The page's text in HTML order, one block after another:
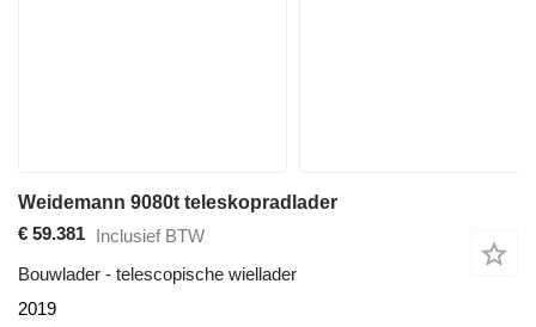
Weidemann 9080t teleskopradlader
€ 59.381 Inclusief BTW
Bouwlader - telescopische wiellader
2019